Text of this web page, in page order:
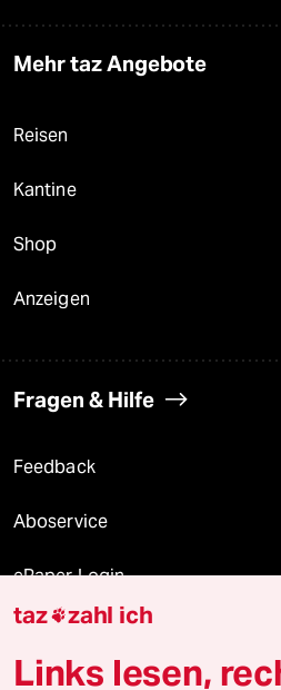
Mehr taz Angebote
Reisen
Kantine
Shop
Anzeigen
Fragen & Hilfe
Feedback
Aboservice
ePaper Login
Downloads für Abonnierende
taz zahl ich
Links lesen,